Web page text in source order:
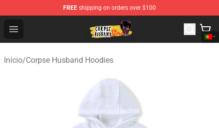
FREE shipping on orders over $100
Open menu
Corpse Husband Shop - Official Corpse Husband
Início/Corpse Husband Hoodies